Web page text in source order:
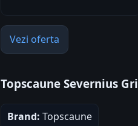
Vezi oferta
Topscaune Severnius Gri
Brand: Topscaune